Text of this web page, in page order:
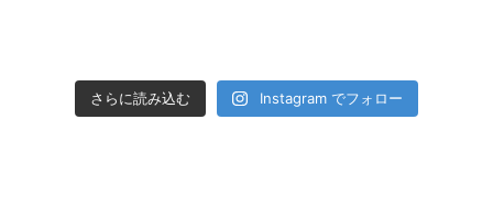
さらに読み込む Instagram でフォロー